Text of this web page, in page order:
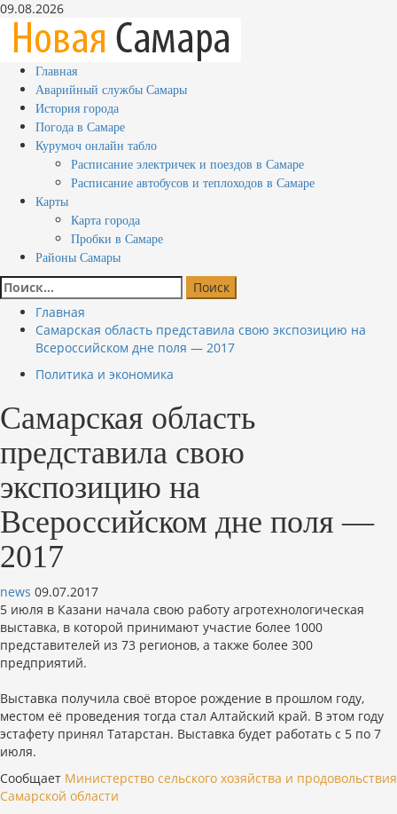
Перейти
содержимому
09.08.2026
Основное
меню
Главная
Аварийный службы Самары
История города
Погода в Самаре
Курумоч онлайн табло
Расписание электричек и поездов в Самаре
Расписание автобусов и теплоходов в Самаре
Карты
Карта города
Пробки в Самаре
Районы Самары
Найти:
Главная
Самарская область представила свою экспозицию на
Всероссийском дне поля — 2017
Политика и экономика
Самарская область
представила свою
экспозицию на
Всероссийском дне поля —
2017
news 09.07.2017
5 июля в Казани начала свою работу агротехнологическая
выставка, в которой принимают участие более 1000
представителей из 73 регионов, а также более 300
предприятий.
Выставка получила своё второе рождение в прошлом году,
местом её проведения тогда стал Алтайский край. В этом году
эстафету принял Татарстан. Выставка будет работать с 5 по 7
июля.
Сообщает Министерство сельского хозяйства и продовольствия
Самарской области